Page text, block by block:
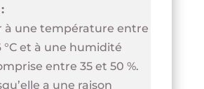
à une température entre
°C et à une humidité
entre 35 et 50 %.
a une raison